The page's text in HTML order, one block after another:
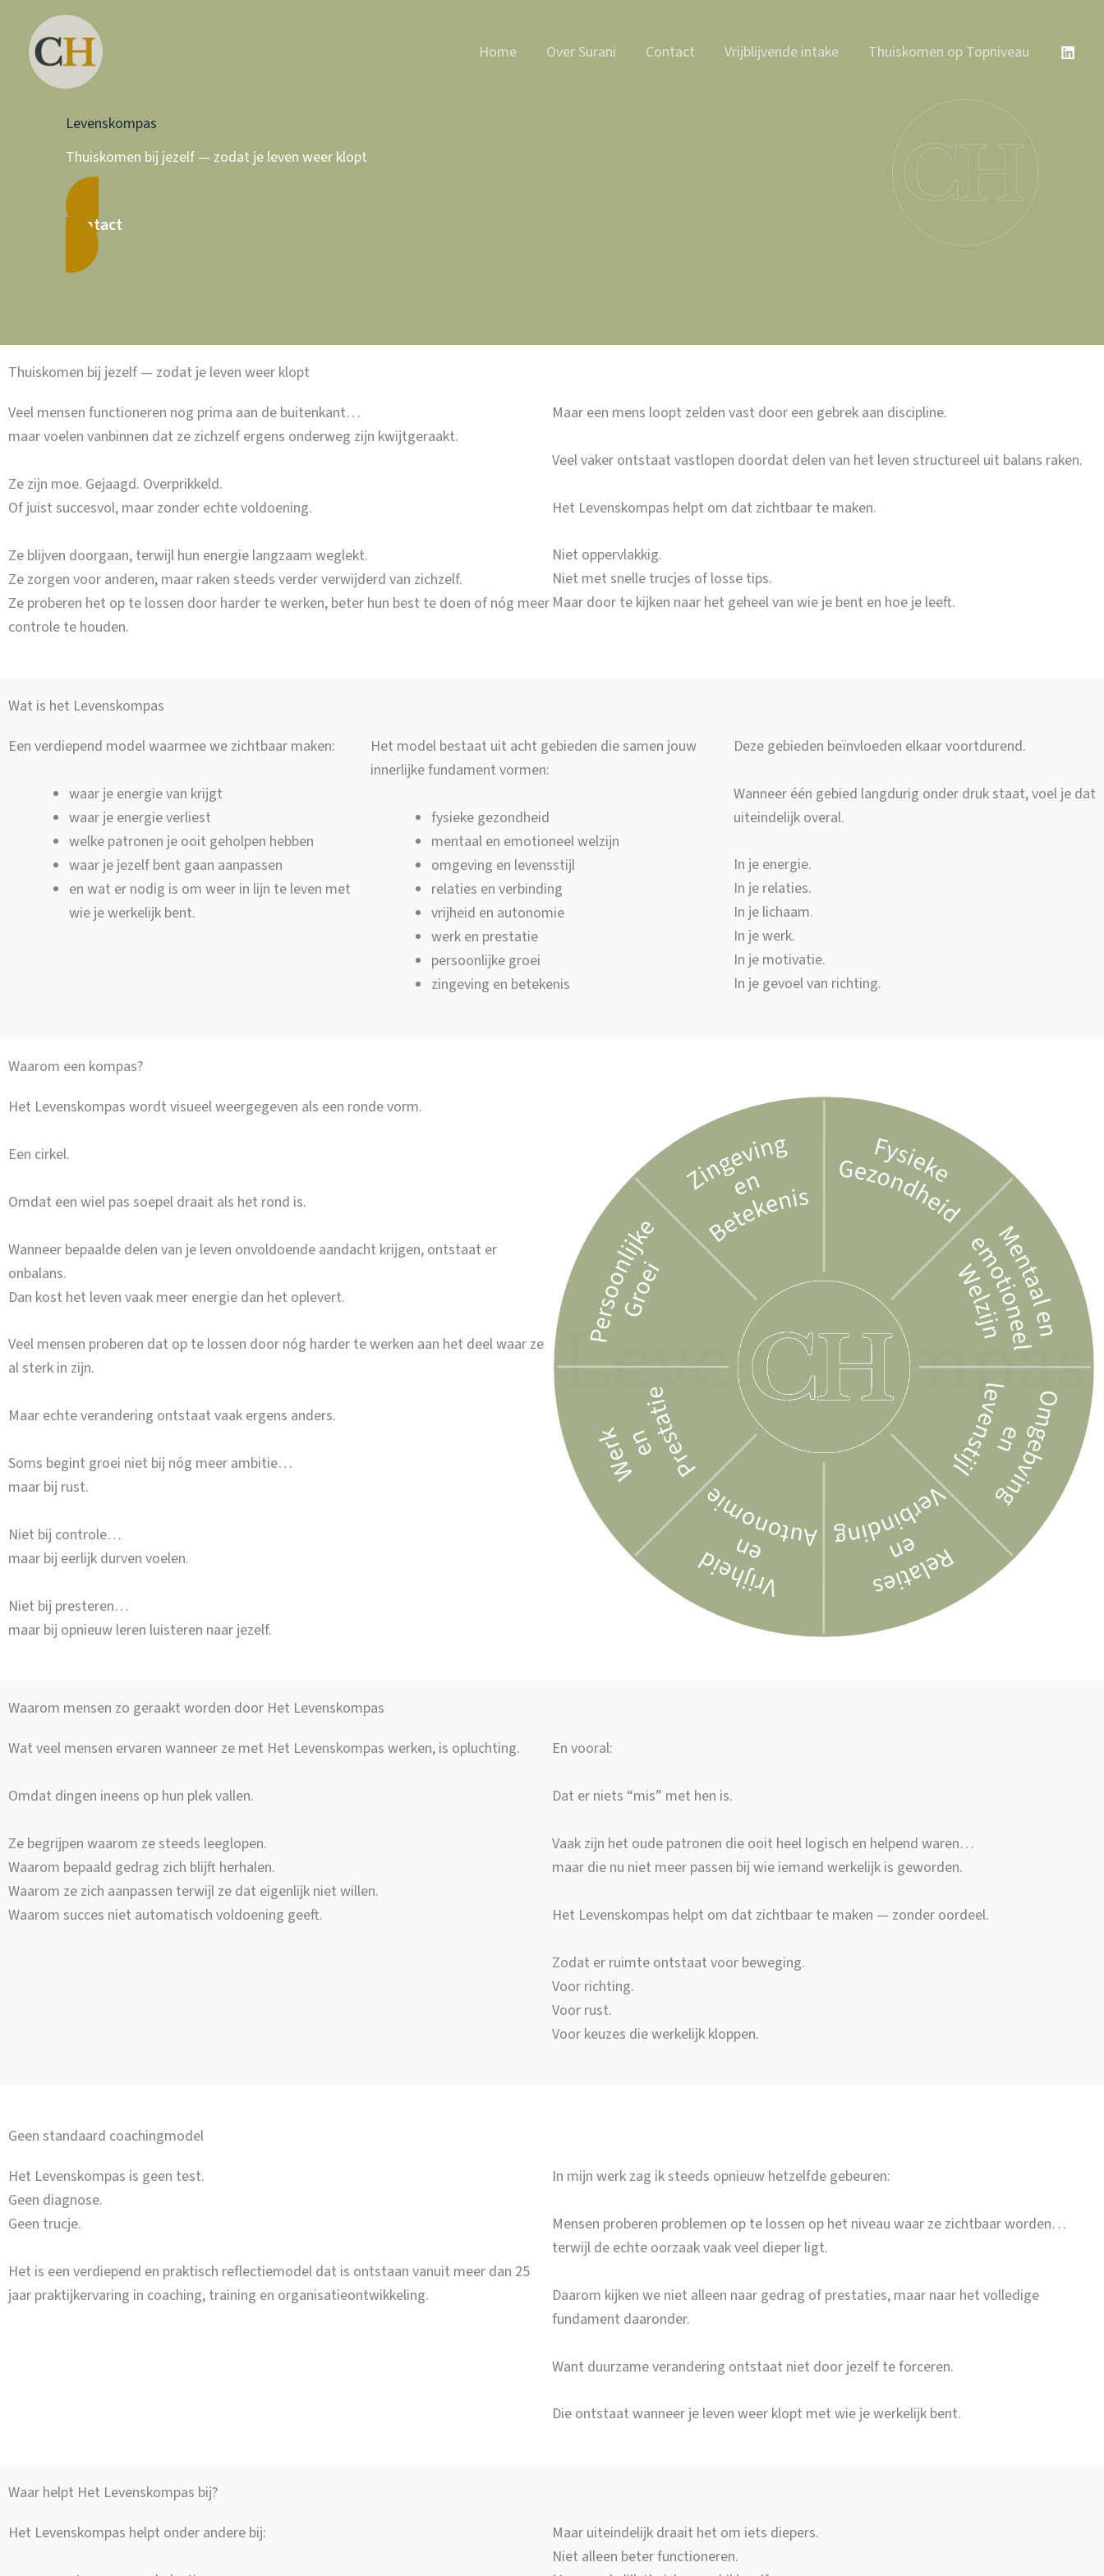
inhoud
Home Over Surani Contact Vrijblijvende intake Thuiskomen op Topniveau
Levenskompas
Thuiskomen bij jezelf — zodat je leven weer klopt
Contact
Thuiskomen bij jezelf — zodat je leven weer klopt
Veel mensen functioneren nog prima aan de buitenkant…
maar voelen vanbinnen dat ze zichzelf ergens onderweg zijn kwijtgeraakt.
Ze zijn moe. Gejaagd. Overprikkeld.
Of juist succesvol, maar zonder echte voldoening.
Ze blijven doorgaan, terwijl hun energie langzaam weglekt.
Ze zorgen voor anderen, maar raken steeds verder verwijderd van zichzelf.
Ze proberen het op te lossen door harder te werken, beter hun best te doen of nóg meer
controle te houden.
Maar een mens loopt zelden vast door een gebrek aan discipline.
Veel vaker ontstaat vastlopen doordat delen van het leven structureel uit balans raken.
Het Levenskompas helpt om dat zichtbaar te maken.
Niet oppervlakkig.
Niet met snelle trucjes of losse tips.
Maar door te kijken naar het geheel van wie je bent en hoe je leeft.
Wat is het Levenskompas
Een verdiepend model waarmee we zichtbaar maken:
waar je energie van krijgt
waar je energie verliest
welke patronen je ooit geholpen hebben
waar je jezelf bent gaan aanpassen
en wat er nodig is om weer in lijn te leven met
wie je werkelijk bent.
Het model bestaat uit acht gebieden die samen jouw
innerlijke fundament vormen:
fysieke gezondheid
mentaal en emotioneel welzijn
omgeving en levensstijl
relaties en verbinding
vrijheid en autonomie
werk en prestatie
persoonlijke groei
zingeving en betekenis
Deze gebieden beïnvloeden elkaar voortdurend.
Wanneer één gebied langdurig onder druk staat, voel je dat
uiteindelijk overal.
In je energie.
In je relaties.
In je lichaam.
In je werk.
In je motivatie.
In je gevoel van richting.
Waarom een kompas?
Het Levenskompas wordt visueel weergegeven als een ronde vorm.
Een cirkel.
Omdat een wiel pas soepel draait als het rond is.
Wanneer bepaalde delen van je leven onvoldoende aandacht krijgen, ontstaat er
onbalans.
Dan kost het leven vaak meer energie dan het oplevert.
Veel mensen proberen dat op te lossen door nóg harder te werken aan het deel waar ze
al sterk in zijn.
Maar echte verandering ontstaat vaak ergens anders.
Soms begint groei niet bij nóg meer ambitie…
maar bij rust.
Niet bij controle…
maar bij eerlijk durven voelen.
Niet bij presteren…
maar bij opnieuw leren luisteren naar jezelf.
Waarom mensen zo geraakt worden door Het Levenskompas
Wat veel mensen ervaren wanneer ze met Het Levenskompas werken, is opluchting.
Omdat dingen ineens op hun plek vallen.
Ze begrijpen waarom ze steeds leeglopen.
Waarom bepaald gedrag zich blijft herhalen.
Waarom ze zich aanpassen terwijl ze dat eigenlijk niet willen.
Waarom succes niet automatisch voldoening geeft.
En vooral:
Dat er niets “mis” met hen is.
Vaak zijn het oude patronen die ooit heel logisch en helpend waren…
maar die nu niet meer passen bij wie iemand werkelijk is geworden.
Het Levenskompas helpt om dat zichtbaar te maken — zonder oordeel.
Zodat er ruimte ontstaat voor beweging.
Voor richting.
Voor rust.
Voor keuzes die werkelijk kloppen.
Geen standaard coachingmodel
Het Levenskompas is geen test.
Geen diagnose.
Geen trucje.
Het is een verdiepend en praktisch reflectiemodel dat is ontstaan vanuit meer dan 25
jaar praktijkervaring in coaching, training en organisatieontwikkeling.
In mijn werk zag ik steeds opnieuw hetzelfde gebeuren:
Mensen proberen problemen op te lossen op het niveau waar ze zichtbaar worden…
terwijl de echte oorzaak vaak veel dieper ligt.
Daarom kijken we niet alleen naar gedrag of prestaties, maar naar het volledige
fundament daaronder.
Want duurzame verandering ontstaat niet door jezelf te forceren.
Die ontstaat wanneer je leven weer klopt met wie je werkelijk bent.
Waar helpt Het Levenskompas bij?
Het Levenskompas helpt onder andere bij:
Maar uiteindelijk draait het om iets diepers.
Niet alleen beter functioneren.